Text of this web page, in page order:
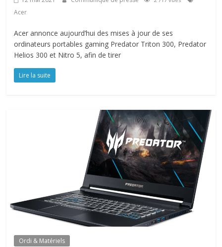
Acer
Acer annonce aujourd’hui des mises à jour de ses
ordinateurs portables gaming Predator Triton 300, Predator
Helios 300 et Nitro 5, afin de tirer
Lire la suite
Ordi & Matériels